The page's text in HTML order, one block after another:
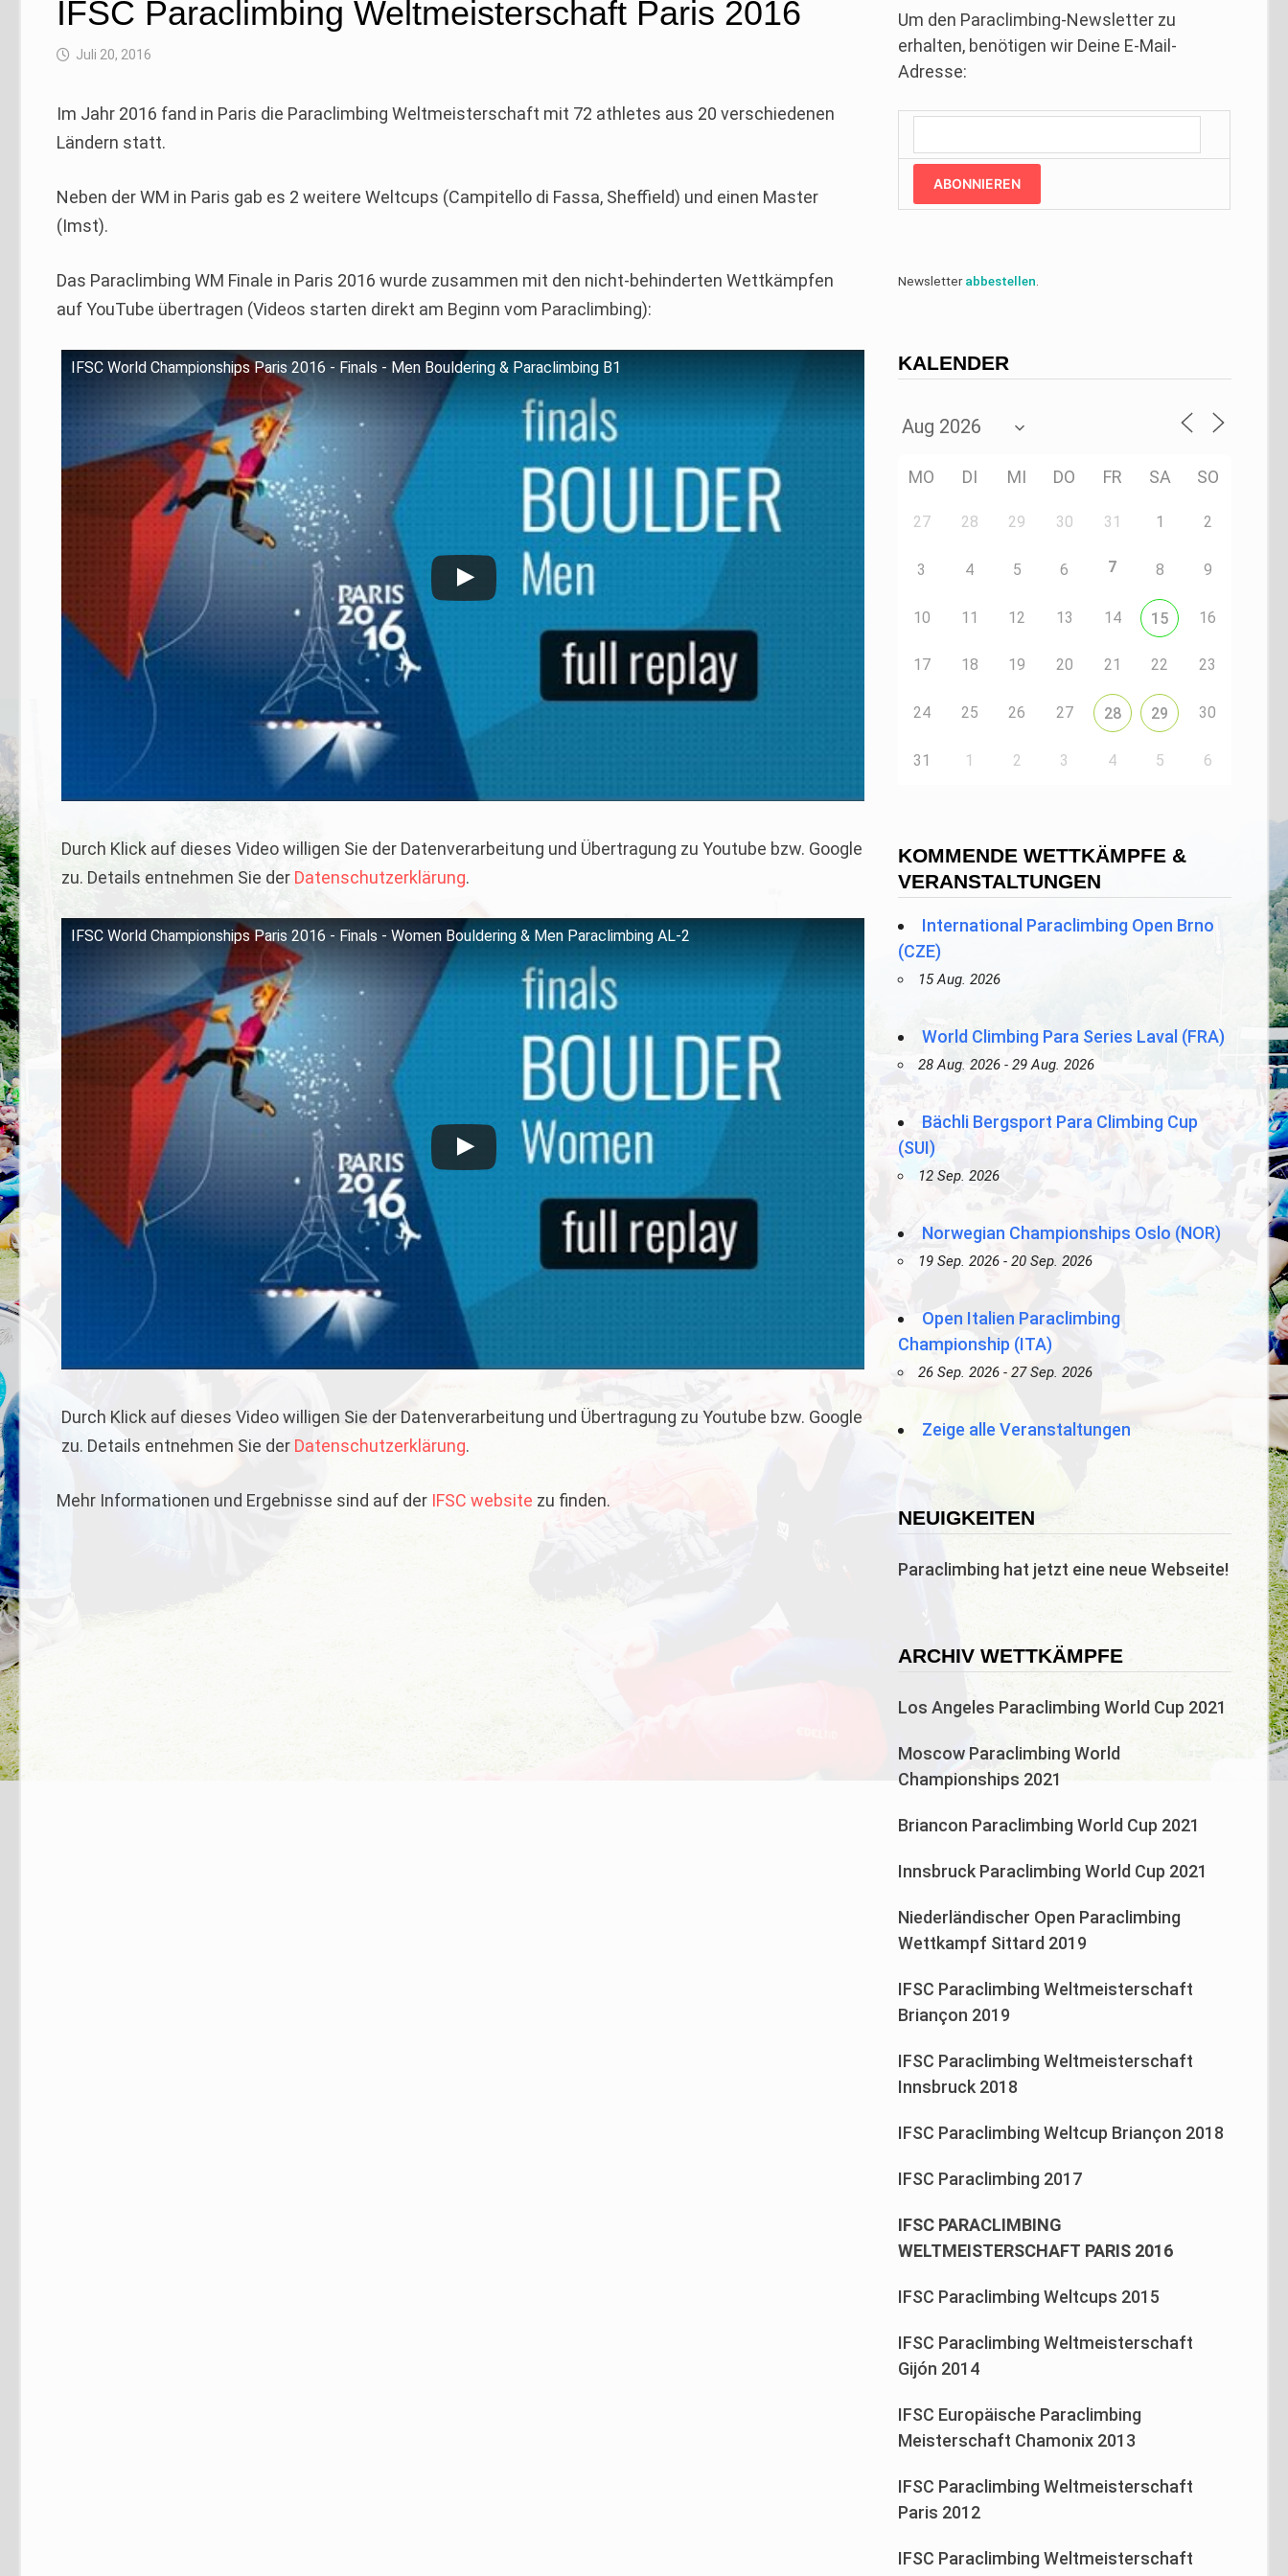
IFSC Paraclimbing Weltmeisterschaft Paris 2016
Juli 20, 2016
Im Jahr 2016 fand in Paris die Paraclimbing Weltmeisterschaft mit 72 athletes aus 20 verschiedenen
Ländern statt.
Neben der WM in Paris gab es 2 weitere Weltcups (Campitello di Fassa, Sheffield) und einen Master
(Imst).
Das Paraclimbing WM Finale in Paris 2016 wurde zusammen mit den nicht-behinderten Wettkämpfen
auf YouTube übertragen (Videos starten direkt am Beginn vom Paraclimbing):
IFSC World Championships Paris 2016 - Finals - Men Bouldering & Paraclimbing B1
Durch Klick auf dieses Video willigen Sie der Datenverarbeitung und Übertragung zu Youtube bzw. Google
zu. Details entnehmen Sie der Datenschutzerklärung.
IFSC World Championships Paris 2016 - Finals - Women Bouldering & Men Paraclimbing AL-2
Durch Klick auf dieses Video willigen Sie der Datenverarbeitung und Übertragung zu Youtube bzw. Google
zu. Details entnehmen Sie der Datenschutzerklärung.
Mehr Informationen und Ergebnisse sind auf der IFSC website zu finden.
Um den Paraclimbing-Newsletter zu
erhalten, benötigen wir Deine E-Mail-
Adresse:
ABONNIEREN
Newsletterabbestellen
KALENDER
MO DI MI DO FR SA SO
27 28 29 30 31 1 2
3 4 5 6 7 8 9
10 11 12 13 14 15 16
17 18 19 20 21 22 23
24 25 26 27 28 29 30
31 1 2 3 4 5 6
KOMMENDE WETTKÄMPFE &
VERANSTALTUNGEN
International Paraclimbing Open Brno
(CZE)
15 Aug. 2026
World Climbing Para Series Laval (FRA)
28 Aug. 2026 - 29 Aug. 2026
Bächli Bergsport Para Climbing Cup
(SUI)
12 Sep. 2026
Norwegian Championships Oslo (NOR)
19 Sep. 2026 - 20 Sep. 2026
Open Italien Paraclimbing
Championship (ITA)
26 Sep. 2026 - 27 Sep. 2026
Zeige alle Veranstaltungen
NEUIGKEITEN
Paraclimbing hat jetzt eine neue Webseite!
ARCHIV WETTKÄMPFE
Los Angeles Paraclimbing World Cup 2021
Moscow Paraclimbing World
Championships 2021
Briancon Paraclimbing World Cup 2021
Innsbruck Paraclimbing World Cup 2021
Niederländischer Open Paraclimbing
Wettkampf Sittard 2019
IFSC Paraclimbing Weltmeisterschaft
Briançon 2019
IFSC Paraclimbing Weltmeisterschaft
Innsbruck 2018
IFSC Paraclimbing Weltcup Briançon 2018
IFSC Paraclimbing 2017
IFSC PARACLIMBING
WELTMEISTERSCHAFT PARIS 2016
IFSC Paraclimbing Weltcups 2015
IFSC Paraclimbing Weltmeisterschaft
Gijón 2014
IFSC Europäische Paraclimbing
Meisterschaft Chamonix 2013
IFSC Paraclimbing Weltmeisterschaft
Paris 2012
IFSC Paraclimbing Weltmeisterschaft